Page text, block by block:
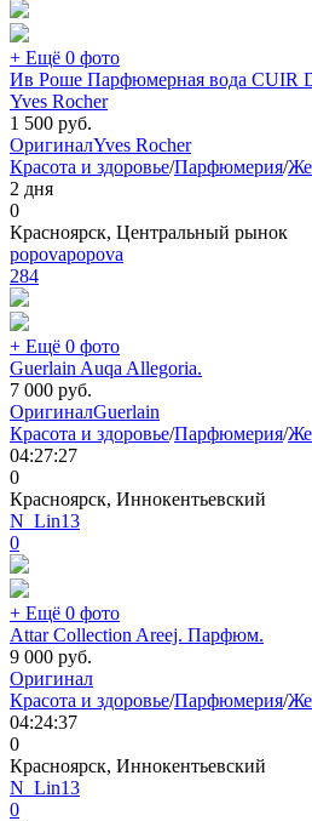
+ Ещё 0 фото
Ив Роше Парфюмерная вода CUIR
Yves Rocher
1 500 руб.
ОригиналYves Rocher
Красота и здоровье/Парфюмерия/
2 дня
0
Красноярск, Центральный рынок
popovapopova
284
+ Ещё 0 фото
Guerlain Auqa Allegoria.
7 000 руб.
ОригиналGuerlain
Красота и здоровье/Парфюмерия/
04:27:27
0
Красноярск, Иннокентьевский
N_Lin13
0
+ Ещё 0 фото
Attar Collection Areej. Парфюм.
9 000 руб.
Оригинал
Красота и здоровье/Парфюмерия/
04:24:37
0
Красноярск, Иннокентьевский
N_Lin13
0